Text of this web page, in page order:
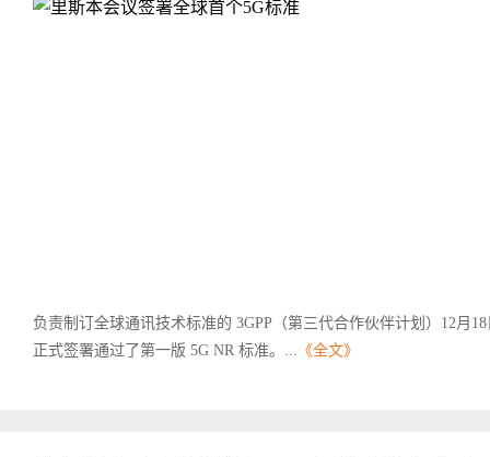
负责制订全球通讯技术标准的 3GPP（第三代合作伙伴计划）12月
正式签署通过了第一版 5G NR 标准。... 《全文》